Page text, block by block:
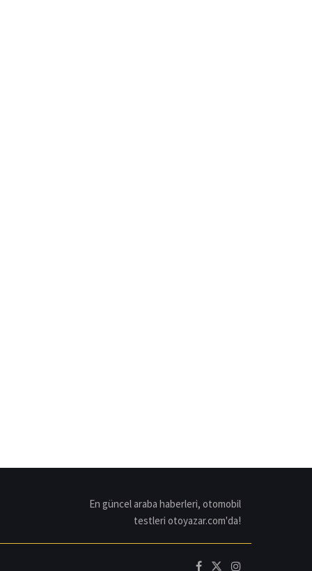
En güncel araba haberleri, otomobil
testleri otoyazar.com'da!